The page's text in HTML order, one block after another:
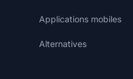
Applications mobiles
Alternatives